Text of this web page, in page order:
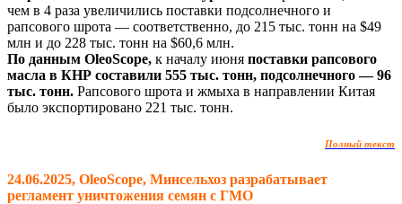
чем в 4 раза увеличились поставки подсолнечного и
рапсового шрота — соответственно, до 215 тыс. тонн на $49
млн и до 228 тыс. тонн на $60,6 млн.
По данным OleoScope, к началу июня поставки рапсового
масла в КНР составили 555 тыс. тонн, подсолнечного — 96
тыс. тонн. Рапсового шрота и жмыха в направлении Китая
было экспортировано 221 тыс. тонн.
Полный текст
24.06.2025, OleoScope, Минсельхоз разрабатывает
регламент уничтожения семян с ГМО